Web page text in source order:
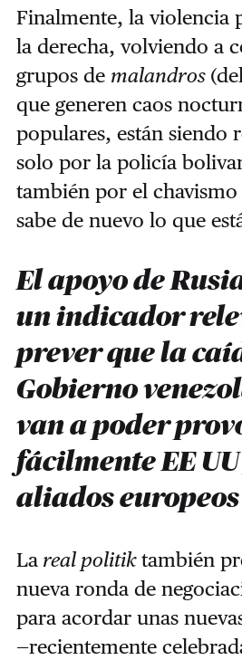
Finalmente, la violencia
la derecha, volviendo a
grupos de malandros
que generen caos
populares, están siendo
solo por la policía
también por el chavismo
sabe de nuevo lo que
El apoyo de
un indicador
prever que la
Gobierno
van a poder
fácilmente EE UU
aliados europeos
Lareal politiktambién
nueva ronda de
para acordar unas
—recientemente